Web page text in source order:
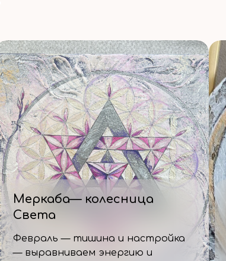
Меркаба— колесница
Света
Февраль — тишина и настройка
— выравниваем энергию и